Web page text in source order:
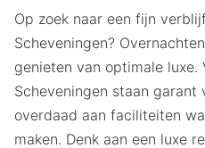
Op zoek naar een fijn
Scheveningen?
genieten van optimale
Scheveningen staan garant
overdaad aan faciliteiten
maken. Denk aan een luxe